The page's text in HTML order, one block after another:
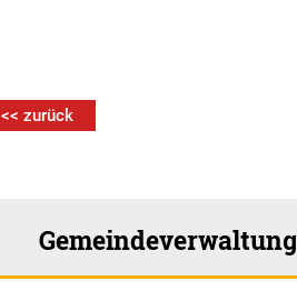
<< zurück
Gemeindeverwaltung